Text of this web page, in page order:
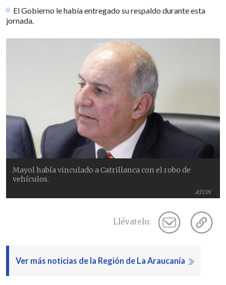
El Gobierno le había entregado su respaldo durante esta
jornada.
ATON
Mayol había vinculado a Catrillanca con el robo de
vehículos.
Llévatelo:
Ver más noticias de la Región de La Araucanía